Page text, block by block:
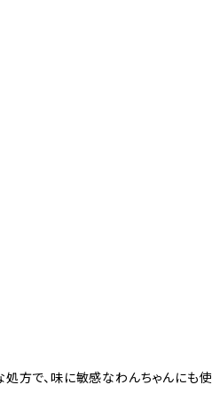
方で、味に敏感なわんちゃんにも使